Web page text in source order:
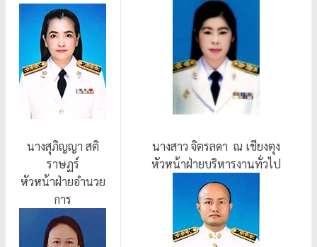
นางสุภิญญา สติ
ราษฏร์
หัวหน้าฝ่ายอำนวย
การ
นางสาว จิตรลดา ณ เชียงตุง
หัวหน้าฝ่ายบริหารงานทั่วไป